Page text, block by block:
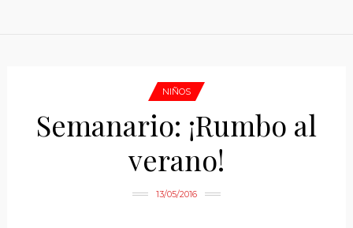
NIÑOS
Semanario: ¡Rumbo al
verano!
13/05/2016